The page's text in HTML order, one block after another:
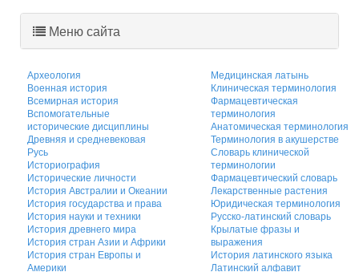
Меню сайта
Археология
Военная история
Всемирная история
Вспомогательные
исторические дисциплины
Древняя и средневековая
Русь
Историография
Исторические личности
История Австралии и Океании
История государства и права
История науки и техники
История древнего мира
История стран Азии и Африки
История стран Европы и
Америки
Медицинская латынь
Клиническая терминология
Фармацевтическая
терминология
Анатомическая терминология
Терминология в акушерстве
Словарь клинической
терминологии
Фармацевтический словарь
Лекарственные растения
Юридическая терминология
Русско-латинский словарь
Крылатые фразы и
выражения
История латинского языка
Латинский алфавит